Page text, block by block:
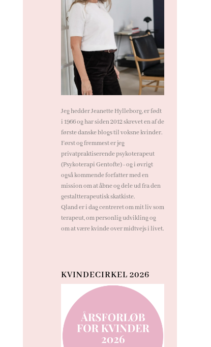
Jeg hedder Jeanette Hylleborg, er født
i 1966 og har siden 2012 skrevet en af de
første danske blogs til voksne kvinder.
Først og fremmest er jeg
privatpraktiserende psykoterapeut
(Psykoterapi Gentofte) - og i øvrigt
også kommende forfatter med en
mission om at åbne og dele ud fra den
gestaltterapeutisk skatkiste.
Qland er i dag centreret om mit liv som
terapeut, om personlig udvikling og
om at være kvinde over midtvejs i livet.
KVINDECIRKEL 2026